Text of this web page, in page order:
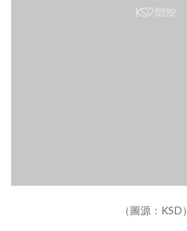
（圖源：KSD）